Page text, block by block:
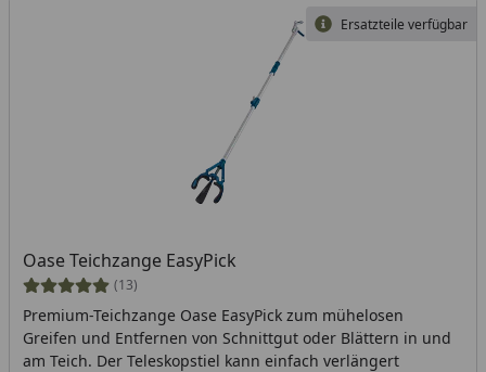
Ersatzteile verfügbar
Oase Teichzange EasyPick
(13)
Premium-Teichzange Oase EasyPick zum mühelosen
Greifen und Entfernen von Schnittgut oder Blättern in und
am Teich. Der Teleskopstiel kann einfach verlängert